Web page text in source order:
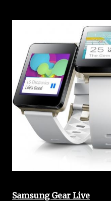
Samsung Gear Live